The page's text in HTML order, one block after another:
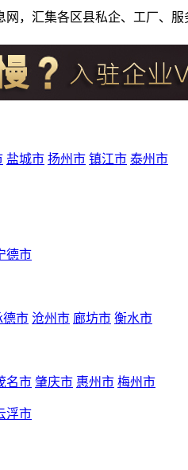
，汇集各区县私企、工厂、
盐城市 扬州市 镇江市 泰州市
德市
德市 沧州市 廊坊市 衡水市
名市 肇庆市 惠州市 梅州市
浮市